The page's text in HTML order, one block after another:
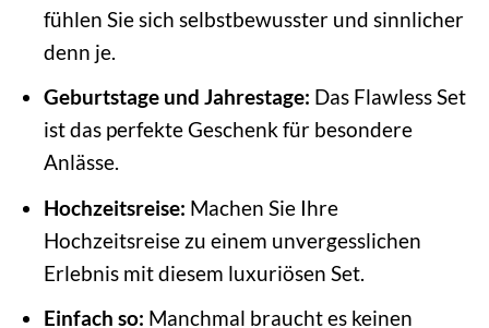
fühlen Sie sich selbstbewusster und sinnlicher
denn je.
Geburtstage und Jahrestage: Das Flawless Set
ist das perfekte Geschenk für besondere
Anlässe.
Hochzeitsreise: Machen Sie Ihre
Hochzeitsreise zu einem unvergesslichen
Erlebnis mit diesem luxuriösen Set.
Einfach so: Manchmal braucht es keinen